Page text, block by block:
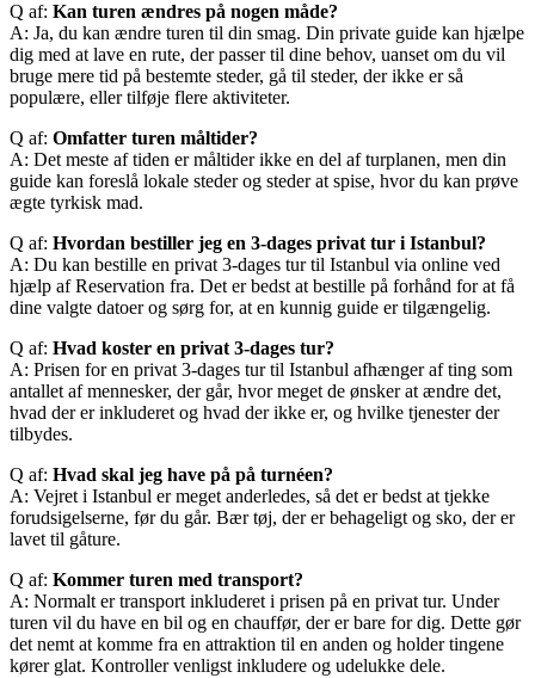
Q af: Kan turen ændres på nogen måde?
A: Ja, du kan ændre turen til din smag. Din private guide kan hjælpe
dig med at lave en rute, der passer til dine behov, uanset om du vil
bruge mere tid på bestemte steder, gå til steder, der ikke er så
populære, eller tilføje flere aktiviteter.
Q af: Omfatter turen måltider?
A: Det meste af tiden er måltider ikke en del af turplanen, men din
guide kan foreslå lokale steder og steder at spise, hvor du kan prøve
ægte tyrkisk mad.
Q af: Hvordan bestiller jeg en 3-dages privat tur i Istanbul?
A: Du kan bestille en privat 3-dages tur til Istanbul via online ved
hjælp af Reservation fra. Det er bedst at bestille på forhånd for at få
dine valgte datoer og sørg for, at en kunnig guide er tilgængelig.
Q af: Hvad koster en privat 3-dages tur?
A: Prisen for en privat 3-dages tur til Istanbul afhænger af ting som
antallet af mennesker, der går, hvor meget de ønsker at ændre det,
hvad der er inkluderet og hvad der ikke er, og hvilke tjenester der
tilbydes.
Q af: Hvad skal jeg have på på turnéen?
A: Vejret i Istanbul er meget anderledes, så det er bedst at tjekke
forudsigelserne, før du går. Bær tøj, der er behageligt og sko, der er
lavet til gåture.
Q af: Kommer turen med transport?
A: Normalt er transport inkluderet i prisen på en privat tur. Under
turen vil du have en bil og en chauffør, der er bare for dig. Dette gør
det nemt at komme fra en attraktion til en anden og holder tingene
kører glat. Kontroller venligst inkludere og udelukke dele.